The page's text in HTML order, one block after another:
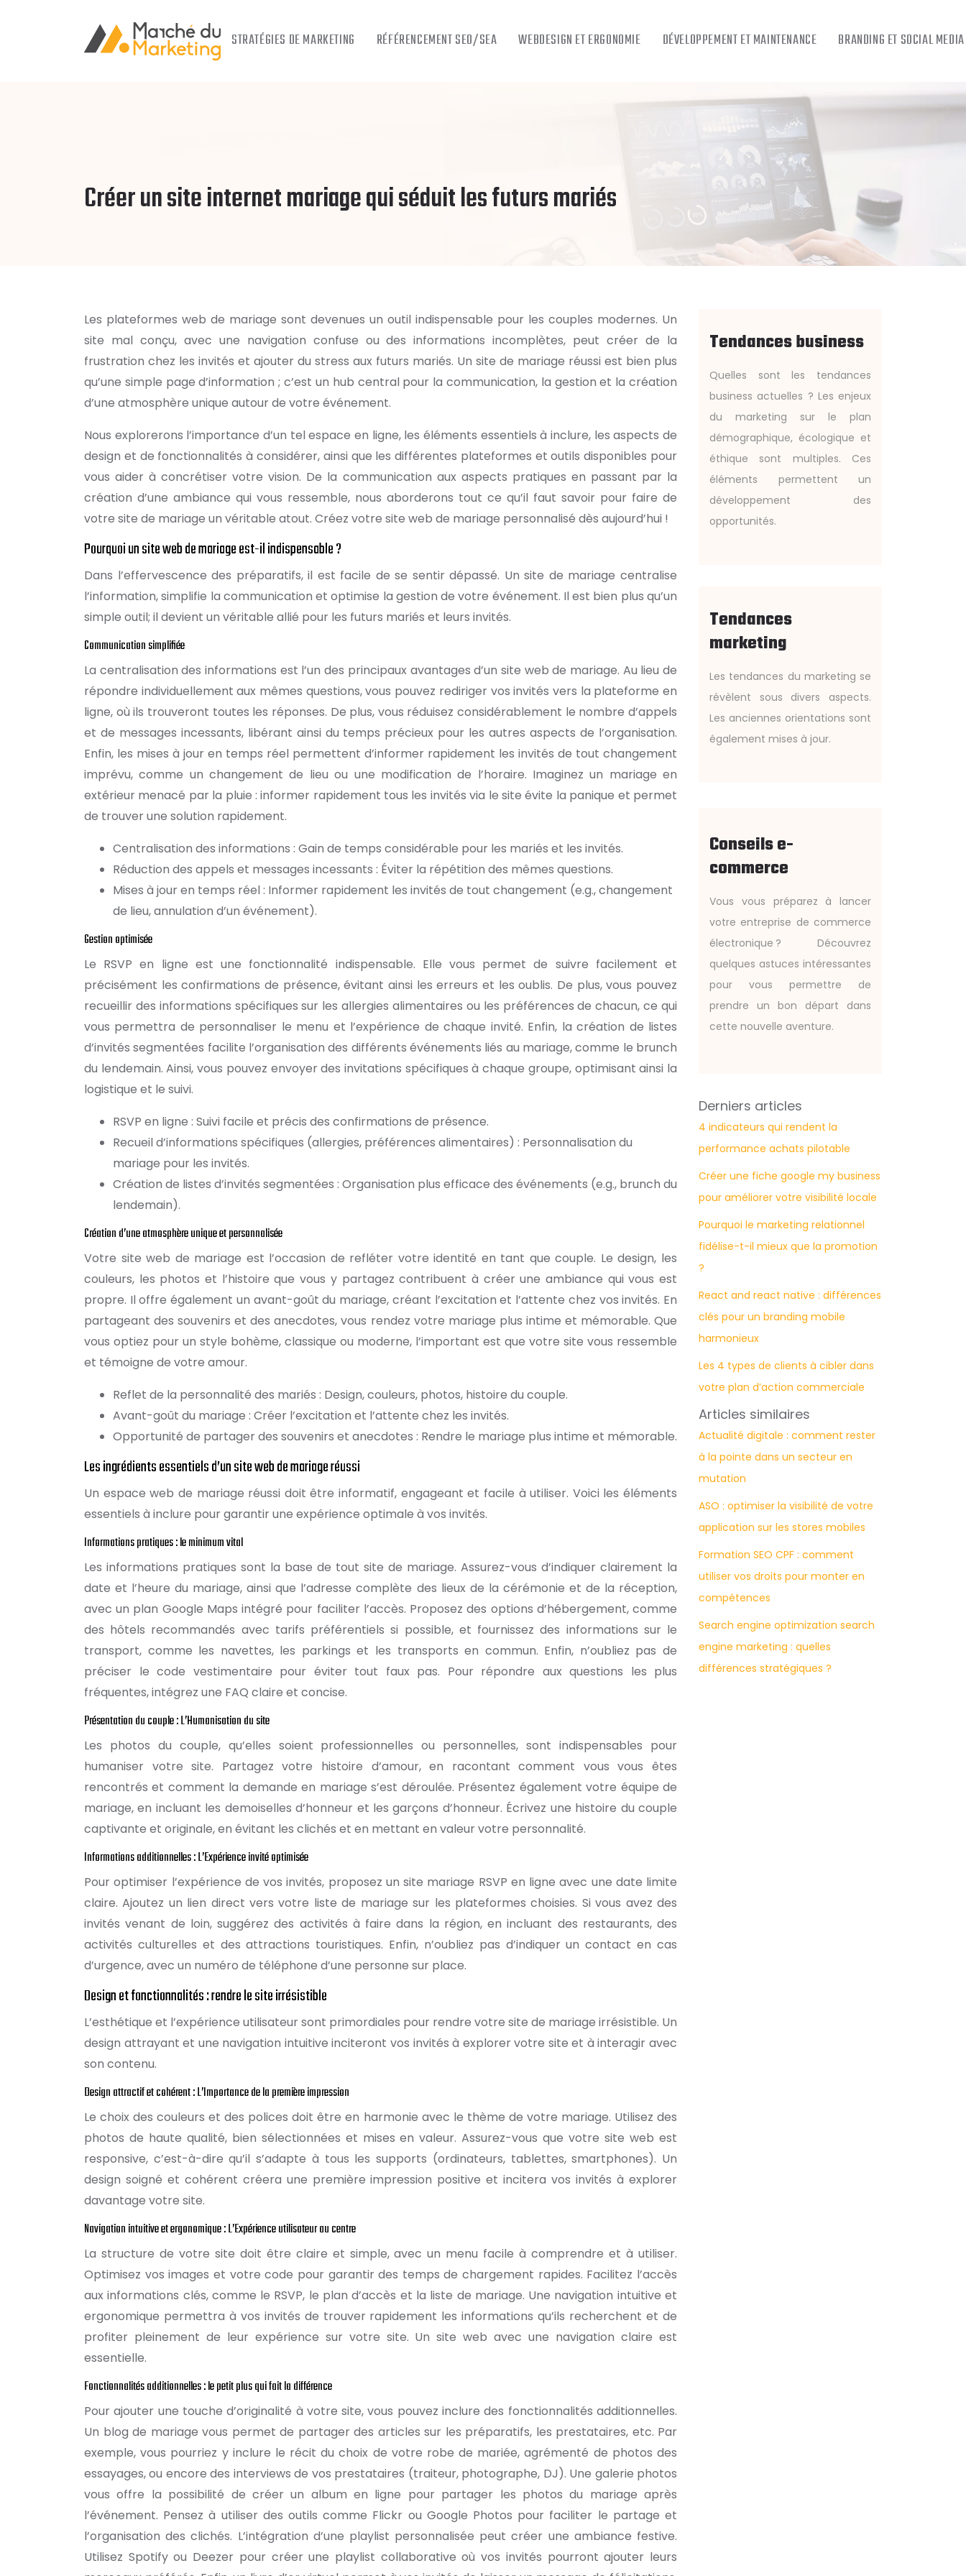
STRATÉGIES DE MARKETING RÉFÉRENCEMENT SEO/SEA WEBDESIGN ET ERGONOMIE DÉVELOPPEMENT ET MAINTENANCE BRANDING ET SOCIAL MEDIA
Créer un site internet mariage qui séduit les futurs mariés
Les plateformes web de mariage sont devenues un outil indispensable pour les couples modernes. Un
site mal conçu, avec une navigation confuse ou des informations incomplètes, peut créer de la
frustration chez les invités et ajouter du stress aux futurs mariés. Un site de mariage réussi est bien plus
qu’une simple page d’information ; c’est un hub central pour la communication, la gestion et la création
d’une atmosphère unique autour de votre événement.
Nous explorerons l’importance d’un tel espace en ligne, les éléments essentiels à inclure, les aspects de
design et de fonctionnalités à considérer, ainsi que les différentes plateformes et outils disponibles pour
vous aider à concrétiser votre vision. De la communication aux aspects pratiques en passant par la
création d’une ambiance qui vous ressemble, nous aborderons tout ce qu’il faut savoir pour faire de
votre site de mariage un véritable atout. Créez votre site web de mariage personnalisé dès aujourd’hui !
Pourquoi un site web de mariage est-il indispensable ?
Dans l’effervescence des préparatifs, il est facile de se sentir dépassé. Un site de mariage centralise
l’information, simplifie la communication et optimise la gestion de votre événement. Il est bien plus qu’un
simple outil; il devient un véritable allié pour les futurs mariés et leurs invités.
Communication simplifiée
La centralisation des informations est l’un des principaux avantages d’un site web de mariage. Au lieu de
répondre individuellement aux mêmes questions, vous pouvez rediriger vos invités vers la plateforme en
ligne, où ils trouveront toutes les réponses. De plus, vous réduisez considérablement le nombre d’appels
et de messages incessants, libérant ainsi du temps précieux pour les autres aspects de l’organisation.
Enfin, les mises à jour en temps réel permettent d’informer rapidement les invités de tout changement
imprévu, comme un changement de lieu ou une modification de l’horaire. Imaginez un mariage en
extérieur menacé par la pluie : informer rapidement tous les invités via le site évite la panique et permet
de trouver une solution rapidement.
Centralisation des informations : Gain de temps considérable pour les mariés et les invités.
Réduction des appels et messages incessants : Éviter la répétition des mêmes questions.
Mises à jour en temps réel : Informer rapidement les invités de tout changement (e.g., changement
de lieu, annulation d’un événement).
Gestion optimisée
Le RSVP en ligne est une fonctionnalité indispensable. Elle vous permet de suivre facilement et
précisément les confirmations de présence, évitant ainsi les erreurs et les oublis. De plus, vous pouvez
recueillir des informations spécifiques sur les allergies alimentaires ou les préférences de chacun, ce qui
vous permettra de personnaliser le menu et l’expérience de chaque invité. Enfin, la création de listes
d’invités segmentées facilite l’organisation des différents événements liés au mariage, comme le brunch
du lendemain. Ainsi, vous pouvez envoyer des invitations spécifiques à chaque groupe, optimisant ainsi la
logistique et le suivi.
RSVP en ligne : Suivi facile et précis des confirmations de présence.
Recueil d’informations spécifiques (allergies, préférences alimentaires) : Personnalisation du
mariage pour les invités.
Création de listes d’invités segmentées : Organisation plus efficace des événements (e.g., brunch du
lendemain).
Création d’une atmosphère unique et personnalisée
Votre site web de mariage est l’occasion de refléter votre identité en tant que couple. Le design, les
couleurs, les photos et l’histoire que vous y partagez contribuent à créer une ambiance qui vous est
propre. Il offre également un avant-goût du mariage, créant l’excitation et l’attente chez vos invités. En
partageant des souvenirs et des anecdotes, vous rendez votre mariage plus intime et mémorable. Que
vous optiez pour un style bohème, classique ou moderne, l’important est que votre site vous ressemble
et témoigne de votre amour.
Reflet de la personnalité des mariés : Design, couleurs, photos, histoire du couple.
Avant-goût du mariage : Créer l’excitation et l’attente chez les invités.
Opportunité de partager des souvenirs et anecdotes : Rendre le mariage plus intime et mémorable.
Les ingrédients essentiels d’un site web de mariage réussi
Un espace web de mariage réussi doit être informatif, engageant et facile à utiliser. Voici les éléments
essentiels à inclure pour garantir une expérience optimale à vos invités.
Informations pratiques : le minimum vital
Les informations pratiques sont la base de tout site de mariage. Assurez-vous d’indiquer clairement la
date et l’heure du mariage, ainsi que l’adresse complète des lieux de la cérémonie et de la réception,
avec un plan Google Maps intégré pour faciliter l’accès. Proposez des options d’hébergement, comme
des hôtels recommandés avec tarifs préférentiels si possible, et fournissez des informations sur le
transport, comme les navettes, les parkings et les transports en commun. Enfin, n’oubliez pas de
préciser le code vestimentaire pour éviter tout faux pas. Pour répondre aux questions les plus
fréquentes, intégrez une FAQ claire et concise.
Présentation du couple : L’Humanisation du site
Les photos du couple, qu’elles soient professionnelles ou personnelles, sont indispensables pour
humaniser votre site. Partagez votre histoire d’amour, en racontant comment vous vous êtes
rencontrés et comment la demande en mariage s’est déroulée. Présentez également votre équipe de
mariage, en incluant les demoiselles d’honneur et les garçons d’honneur. Écrivez une histoire du couple
captivante et originale, en évitant les clichés et en mettant en valeur votre personnalité.
Informations additionnelles : L’Expérience invité optimisée
Pour optimiser l’expérience de vos invités, proposez un site mariage RSVP en ligne avec une date limite
claire. Ajoutez un lien direct vers votre liste de mariage sur les plateformes choisies. Si vous avez des
invités venant de loin, suggérez des activités à faire dans la région, en incluant des restaurants, des
activités culturelles et des attractions touristiques. Enfin, n’oubliez pas d’indiquer un contact en cas
d’urgence, avec un numéro de téléphone d’une personne sur place.
Design et fonctionnalités : rendre le site irrésistible
L’esthétique et l’expérience utilisateur sont primordiales pour rendre votre site de mariage irrésistible. Un
design attrayant et une navigation intuitive inciteront vos invités à explorer votre site et à interagir avec
son contenu.
Design attractif et cohérent : L’Importance de la première impression
Le choix des couleurs et des polices doit être en harmonie avec le thème de votre mariage. Utilisez des
photos de haute qualité, bien sélectionnées et mises en valeur. Assurez-vous que votre site web est
responsive, c’est-à-dire qu’il s’adapte à tous les supports (ordinateurs, tablettes, smartphones). Un
design soigné et cohérent créera une première impression positive et incitera vos invités à explorer
davantage votre site.
Navigation intuitive et ergonomique : L’Expérience utilisateur au centre
La structure de votre site doit être claire et simple, avec un menu facile à comprendre et à utiliser.
Optimisez vos images et votre code pour garantir des temps de chargement rapides. Facilitez l’accès
aux informations clés, comme le RSVP, le plan d’accès et la liste de mariage. Une navigation intuitive et
ergonomique permettra à vos invités de trouver rapidement les informations qu’ils recherchent et de
profiter pleinement de leur expérience sur votre site. Un site web avec une navigation claire est
essentielle.
Fonctionnalités additionnelles : le petit plus qui fait la différence
Pour ajouter une touche d’originalité à votre site, vous pouvez inclure des fonctionnalités additionnelles.
Un blog de mariage vous permet de partager des articles sur les préparatifs, les prestataires, etc. Par
exemple, vous pourriez y inclure le récit du choix de votre robe de mariée, agrémenté de photos des
essayages, ou encore des interviews de vos prestataires (traiteur, photographe, DJ). Une galerie photos
vous offre la possibilité de créer un album en ligne pour partager les photos du mariage après
l’événement. Pensez à utiliser des outils comme Flickr ou Google Photos pour faciliter le partage et
l’organisation des clichés. L’intégration d’une playlist personnalisée peut créer une ambiance festive.
Utilisez Spotify ou Deezer pour créer une playlist collaborative où vos invités pourront ajouter leurs
Tendances business
Quelles sont les tendances
business actuelles ? Les enjeux
du marketing sur le plan
démographique, écologique et
éthique sont multiples. Ces
éléments permettent un
développement des
opportunités.
Tendances
marketing
Les tendances du marketing se
révèlent sous divers aspects.
Les anciennes orientations sont
également mises à jour.
Conseils e-
commerce
Vous vous préparez à lancer
votre entreprise de commerce
électronique ? Découvrez
quelques astuces intéressantes
pour vous permettre de
prendre un bon départ dans
cette nouvelle aventure.
Derniers articles
4 indicateurs qui rendent la
performance achats pilotable
Créer une fiche google my business
pour améliorer votre visibilité locale
Pourquoi le marketing relationnel
fidélise-t-il mieux que la promotion
?
React and react native : différences
clés pour un branding mobile
harmonieux
Les 4 types de clients à cibler dans
votre plan d’action commerciale
Articles similaires
Actualité digitale : comment rester
à la pointe dans un secteur en
mutation
ASO : optimiser la visibilité de votre
application sur les stores mobiles
Formation SEO CPF : comment
utiliser vos droits pour monter en
compétences
Search engine optimization search
engine marketing : quelles
différences stratégiques ?